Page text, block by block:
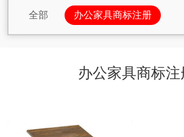
全部 办公家具商标注册
办公设备商标注册 办公用品商
办公家具商标注